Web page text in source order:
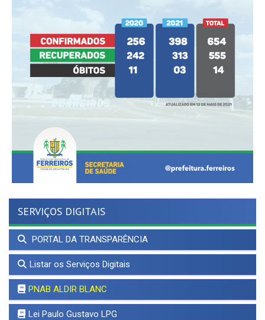
SERVIÇOS DIGITAIS
PORTAL DA TRANSPARÊNCIA
Listar os Serviços Digitais
PNAB ALDIR BLANC
Lei Paulo Gustavo LPG